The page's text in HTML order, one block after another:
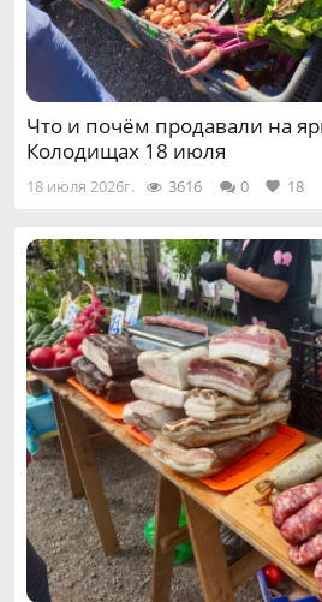
Что и почём продавали на
Колодищах 18 июля
18 июля 2026г. 3616 0 18